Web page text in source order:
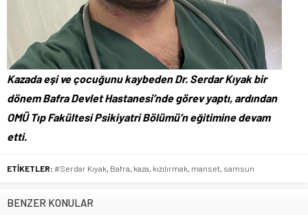
Kazada eşi ve çocuğunu kaybeden Dr. Serdar Kıyak bir
dönem Bafra Devlet Hastanesi’nde görev yaptı, ardından
OMÜ Tıp Fakültesi Psikiyatri Bölümü’n eğitimine devam
etti.
ETİKETLER: #Serdar Kıyak Bafra kaza kızılırmak manset samsun
BENZER KONULAR